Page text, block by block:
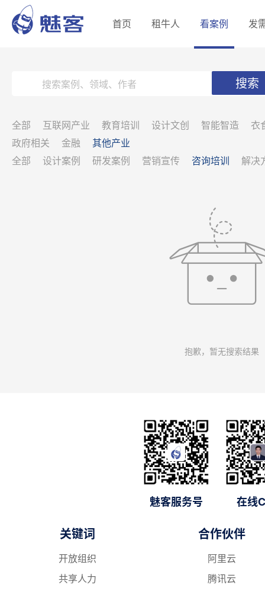
首页 租牛人 看案例 发
搜索
全部 互联网产业 教育培训 设计文创 智能智造
衣
政府相关
金融
其他产业
全部
设计案例 研发案例 营销宣传 咨询培训 解决
抱歉，暂无搜索结果
魅客服务号 在线
关键词
开放组织
共享人力
合作伙伴
阿里云
腾讯云